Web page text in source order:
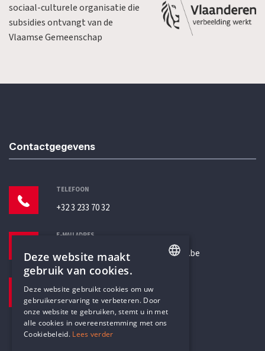
sociaal-culturele organisatie die
subsidies ontvangt van de
Vlaamse Gemeenschap
Contactgegevens
TELEFOON
+32 3 233 70 32
E-MAILADRES
secretariaat@humanistischverbond.be
Pottenbrug 4
Antwerpen, 2000
DUTCH
Deze website maakt
gebruik van cookies.
Deze website gebruikt cookies om uw
gebruikerservaring te verbeteren. Door
onze website te gebruiken, stemt u in met
alle cookies in overeenstemming met ons
Cookiebeleid. Lees verder